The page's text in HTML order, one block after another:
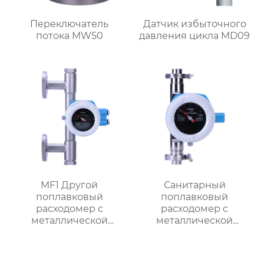
Переключатель
потока MW50
Датчик избыточного
давления цикла MD09
MF1 Другой
поплавковый
расходомер с
металлической
Санитарный
поплавковый
расходомер с
металлической